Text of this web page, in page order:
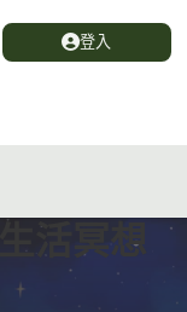
登入
活冥想